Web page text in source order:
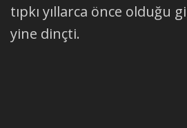
tıpkı yıllarca önce olduğu
yine dinçti.